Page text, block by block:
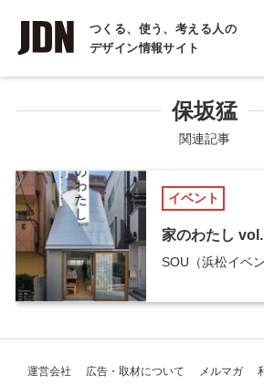
つくる、使う、考える人の
デザイン情報サイト
INTERVIEW
インタビュー
COLUMN
コラム
保坂猛
関連記事
イベント
家のわたし
SOU（浜松イベ
運営会社 広告・取材について メルマガ